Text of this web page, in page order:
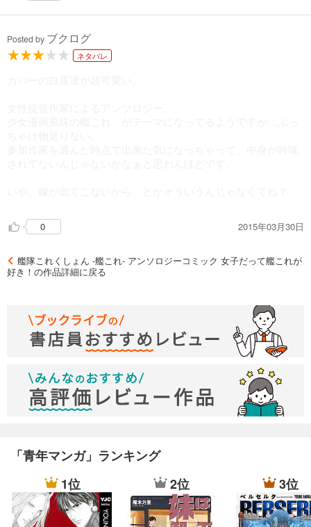
Posted by ブクログ
ネタバレ
0 2015年03月30日
艦隊これくしょん -艦これ- アンソロジーコミック 女子だって艦これが
好き！の作品詳細に戻る
「青年マンガ」ランキング
1位
2位 3位